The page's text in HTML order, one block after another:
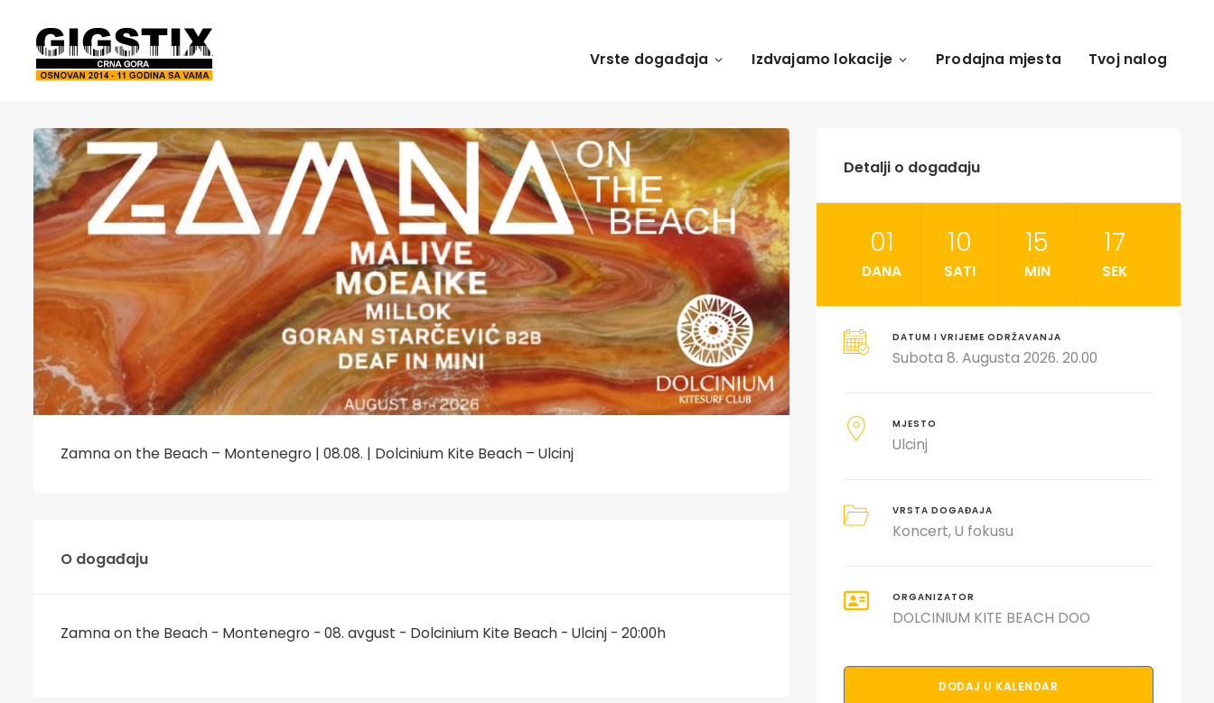
Vrste događaja Izdvajamo lokacije Prodajna mjesta Tvoj nalog
Zamna on the Beach – Montenegro | 08.08. | Dolcinium Kite Beach – Ulcinj
O događaju
Zamna on the Beach - Montenegro - 08. avgust - Dolcinium Kite Beach - Ulcinj - 20:00h
Detalji o događaju
01
DANA
10
SATI
15
MIN
16
SEK
DATUM I VRIJEME ODRŽAVANJA
Subota 8. Augusta 2026. 20.00
MJESTO
Ulcinj
VRSTA DOGAĐAJA
Koncert U fokusu
ORGANIZATOR
DOLCINIUM KITE BEACH DOO
DODAJ U KALENDAR